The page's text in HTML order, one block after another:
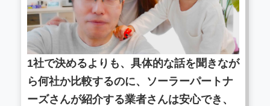
1社で決めるよりも、具体的な話を聞きなが
ら何社か比較するのに、ソーラーパートナ
ーズさんが紹介する業者さんは安心でき、